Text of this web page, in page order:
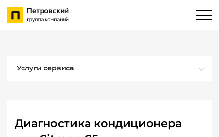
Услуги сервиса
Диагностика кондиционера